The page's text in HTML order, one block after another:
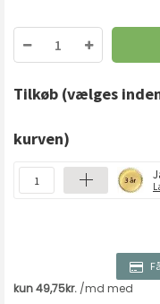
Tilkøb (vælges
kurven)